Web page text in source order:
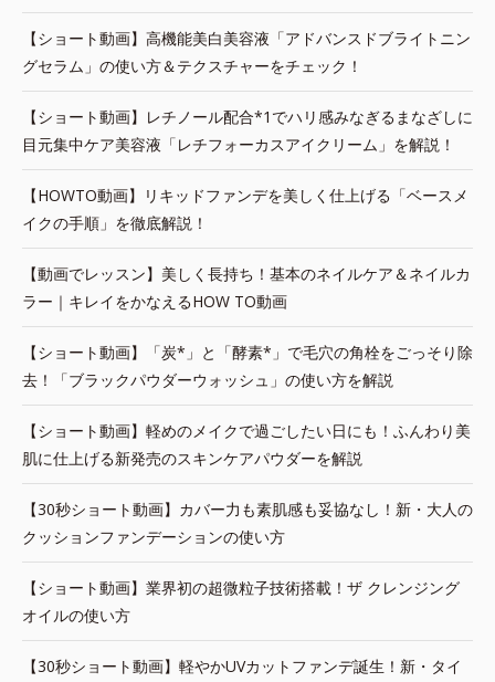
【ショート動画】高機能美白美容液「アドバンスドブライトニン
グセラム」の使い方＆テクスチャーをチェック！
【ショート動画】レチノール配合*1でハリ感みなぎるまなざしに
目元集中ケア美容液「レチフォーカスアイクリーム」を解説！
【HOWTO動画】リキッドファンデを美しく仕上げる「ベースメ
イクの手順」を徹底解説！
【動画でレッスン】美しく長持ち！基本のネイルケア＆ネイルカ
ラー｜キレイをかなえるHOW TO動画
【ショート動画】「炭*」と「酵素*」で毛穴の角栓をごっそり除
去！「ブラックパウダーウォッシュ」の使い方を解説
【ショート動画】軽めのメイクで過ごしたい日にも！ふんわり美
肌に仕上げる新発売のスキンケアパウダーを解説
【30秒ショート動画】カバー力も素肌感も妥協なし！新・大人の
クッションファンデーションの使い方
【ショート動画】業界初の超微粒子技術搭載！ザ クレンジング
オイルの使い方
【30秒ショート動画】軽やかUVカットファンデ誕生！新・タイ